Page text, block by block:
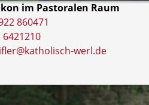
im Pastoralen Raum
860471
6421210
werl.de